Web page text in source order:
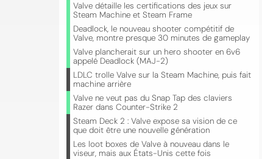
Valve détaille les certifications des jeux sur
Steam Machine et Steam Frame
Deadlock, le nouveau shooter compétitif de
Valve, montre presque 30 minutes de gameplay
Valve plancherait sur un hero shooter en 6v6
appelé Deadlock (MAJ-2)
LDLC trolle Valve sur la Steam Machine, puis fait
machine arrière
Valve ne veut pas du Snap Tap des claviers
Razer dans Counter-Strike 2
Steam Deck 2 : Valve expose sa vision de ce
que doit être une nouvelle génération
Les loot boxes de Valve à nouveau dans le
viseur, mais aux États-Unis cette fois